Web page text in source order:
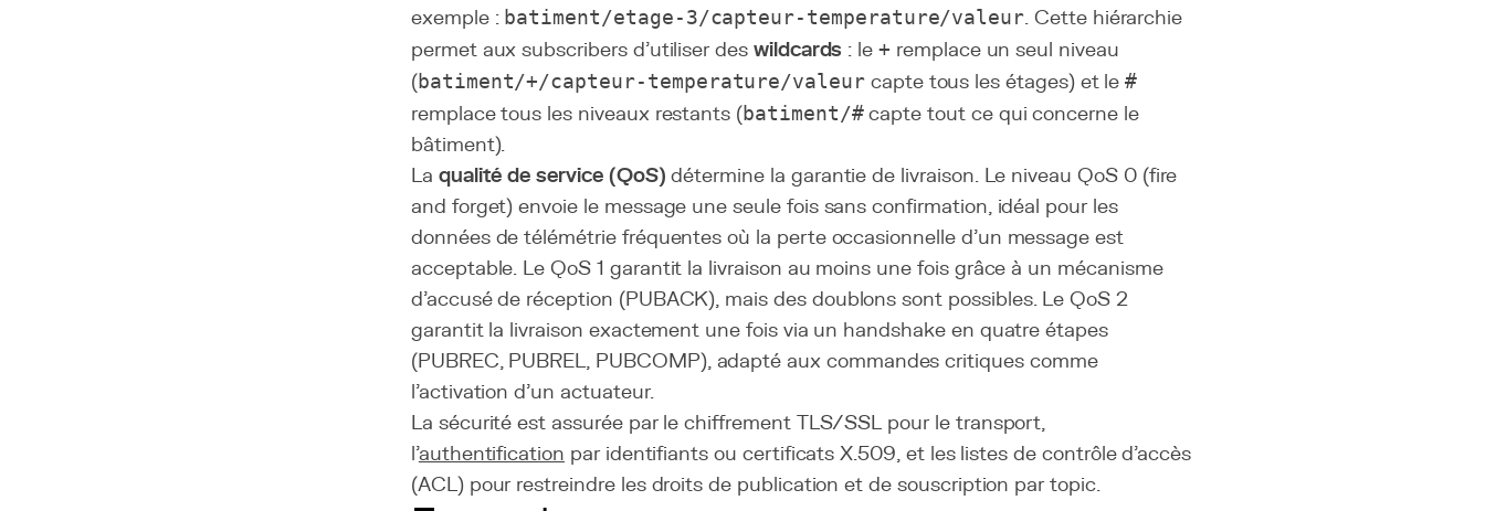
exemple : batiment/etage-3/capteur-temperature/valeur. Cette hiérarchie
permet aux subscribers d'utiliser des wildcards : le+ remplace un seul niveau
(batiment/+/capteur-temperature/valeurcapte tous les étages) et le#
remplace tous les niveaux restants (batiment/#capte tout ce qui concerne le
bâtiment).
La qualité de service (QoS) détermine la garantie de livraison. Le niveau QoS 0 (fire
and forget) envoie le message une seule fois sans confirmation, idéal pour les
données de télémétrie fréquentes où la perte occasionnelle d'un message est
acceptable. Le QoS 1 garantit la livraison au moins une fois grâce à un mécanisme
d'accusé de réception (PUBACK), mais des doublons sont possibles. Le QoS 2
garantit la livraison exactement une fois via un handshake en quatre étapes
(PUBREC, PUBREL, PUBCOMP), adapté aux commandes critiques comme
l'activation d'un actuateur.
La sécurité est assurée par le chiffrement TLS/SSL pour le transport,
l'authentification par identifiants ou certificats X.509, et les listes de contrôle d'accès
(ACL) pour restreindre les droits de publication et de souscription par topic.